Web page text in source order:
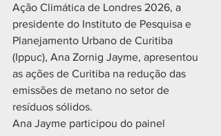
Ação Climática de Londres 2026, a
presidente do Instituto de Pesquisa e
Planejamento Urbano de Curitiba
(Ippuc), Ana Zornig Jayme, apresentou
as ações de Curitiba na redução das
emissões de metano no setor de
resíduos sólidos.
Ana Jayme participou do painel